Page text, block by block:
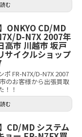
む
ONKYO CD/MD
D-N7X 2007年
高市 川越市 坂戸
サイクルショップ
ポ FR-N7X/D-N7X 2007
のお客様から出張買取
！！
む
CD/MD システム